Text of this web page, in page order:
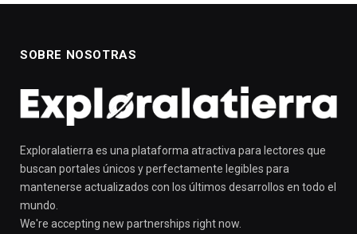
SOBRE NOSOTRAS
Exploralatierra es una plataforma atractiva para lectores que
buscan portales únicos y perfectamente legibles para
mantenerse actualizados con los últimos desarrollos en todo el
mundo.
We're accepting new partnerships right now.